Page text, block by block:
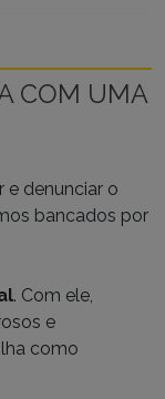
COM UMA
e denunciar o
bancados por
. Com ele,
e
como